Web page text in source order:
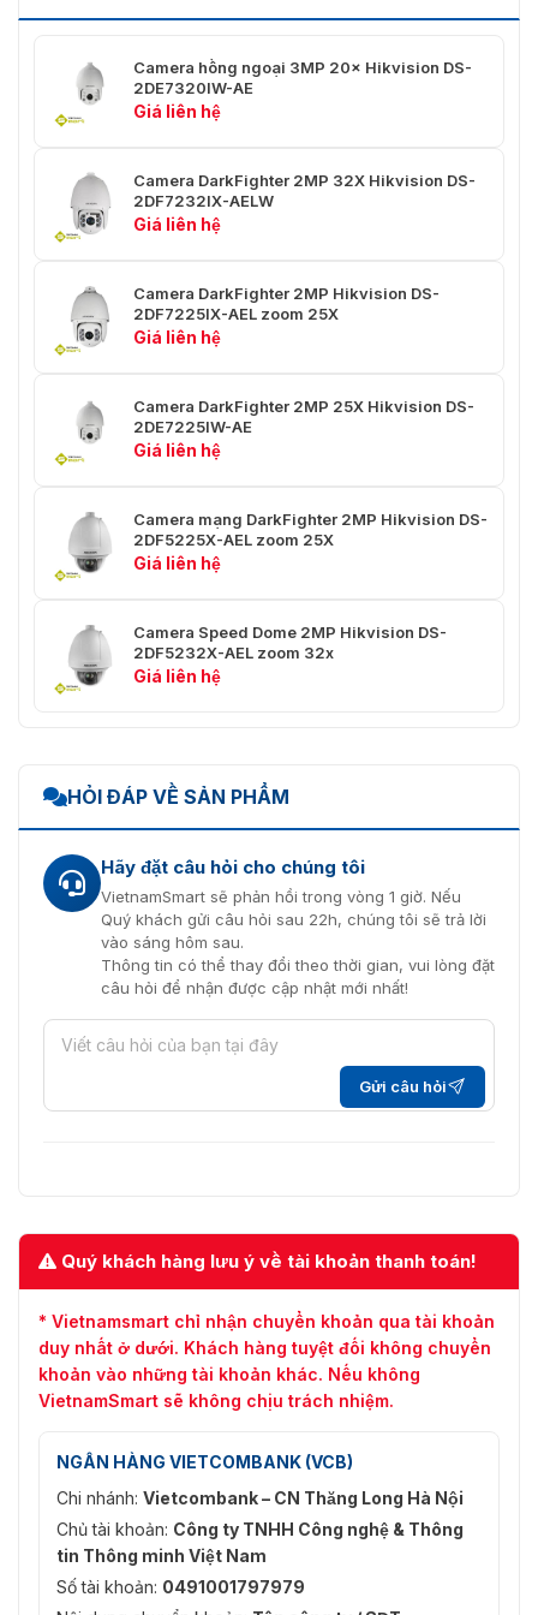
Dùng/Máy
Tối đa 32 người dùng, 3 cấp độ: Quản trị viên,
Người vận hành và Người dùng
Trình
Duyệt Web
IE 8 đến 11, Chrome 31.0 đến 44, Firefox 30.0
đến 51
Các Biện
Pháp An
Ninh
Xác thực người dùng (ID và PW), xác thực máy
chủ (địa chỉ MAC); Mã hóa HTTPS; Kiểm soát
truy cập mạng dựa trên cổng IEEE 802.1x; Lọc
Liên Kết
Báo Động
Các hành động cảnh báo, chẳng hạn như
Thông báo cho Trung tâm giám sát, Tải lên
FTP, Gửi email, Ghi kích hoạt, Liên kết ghi và
Giao Diện
Đầu Ra
Đầu ra cảnh báo 2-ch
Đầu Vào
Cảnh Báo
Đầu vào cảnh báo 7-ch
Âm Thanh
Đầu ra âm thanh 1-ch, mức đường truyền, trở
kháng: 600 Ω
Giao Diện
Mạng
1 RJ45 10 M/100 M Ethernet, Hi-PoE
Khe cắm thẻ nhớ tích hợp, hỗ trợ Micro
SD/SDHC/SDXC, tối đa 256 GB; NAS (NFS, SMB/
CIFS), ANR
RS-485 HIKVISION, Pelco-P, Pelco-D, tự thích ứng
H.264+ Hỗ trợ
H.264
H.265/H.264/MJPEG
Loại
H.265
Tiểu sử chính
Của Video
32 Kb/giây đến 16384 Kb/giây
Thanh
G.711alaw/G.711ulaw/G.722.1/G.726/MP2L2/PCM
Tốc Độ
Âm Thanh
G.711alaw/G.711ulaw: 64 Kbps,G.722.1/G.726: 16
Kbps,MP212/PCM: 32 Kbps/64 Kbps/128 Kbps
Camera hồng ngoại 3MP 20× Hikvision DS-
2DE7320IW-AE
Giá liên hệ
Camera DarkFighter 2MP 32X Hikvision DS-
2DF7232IX-AELW
Giá liên hệ
Camera DarkFighter 2MP Hikvision DS-
2DF7225IX-AEL zoom 25X
Giá liên hệ
Camera DarkFighter 2MP 25X Hikvision DS-
2DE7225IW-AE
Giá liên hệ
Camera mạng DarkFighter 2MP Hikvision DS-
2DF5225X-AEL zoom 25X
Giá liên hệ
Camera Speed Dome 2MP Hikvision DS-
2DF5232X-AEL zoom 32x
Giá liên hệ
HỎI ĐÁP VỀ SẢN PHẨM
Hãy đặt câu hỏi cho chúng tôi
VietnamSmart sẽ phản hồi trong vòng 1 giờ. Nếu
Quý khách gửi câu hỏi sau 22h, chúng tôi sẽ trả lời
vào sáng hôm sau.
Thông tin có thể thay đổi theo thời gian, vui lòng đặt
câu hỏi để nhận được cập nhật mới nhất!
Gửi câu hỏi
Quý khách hàng lưu ý về tài khoản thanh toán!
* Vietnamsmart chỉ nhận chuyển khoản qua tài khoản
duy nhất ở dưới. Khách hàng tuyệt đối không chuyển
khoản vào những tài khoản khác. Nếu không
VietnamSmart sẽ không chịu trách nhiệm.
NGÂN HÀNG VIETCOMBANK (VCB)
Chi nhánh: Vietcombank – CN Thăng Long Hà Nội
Chủ tài khoản: Công ty TNHH Công nghệ & Thông
tin Thông minh Việt Nam
Số tài khoản: 0491001797979